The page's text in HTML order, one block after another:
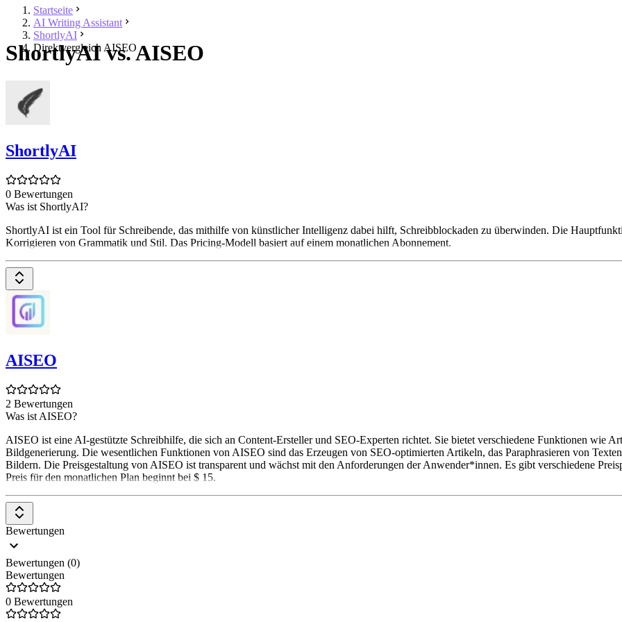
Startseite
AI Writing Assistant
ShortlyAI
Direktvergleich AISEO
ShortlyAI vs. AISEO
ShortlyAI
0 Bewertungen
Was ist ShortlyAI?
ShortlyAI ist ein Tool für Schreibende, das mithilfe von künstlicher Intelligenz dabei hilft, Schreibblockaden zu überwinden. Die
Korrigieren von Grammatik und Stil. Das Pricing-Modell basiert auf einem monatlichen Abonnement.
AISEO
2 Bewertungen
Was ist AISEO?
AISEO ist eine AI-gestützte Schreibhilfe, die sich an Content-Ersteller und SEO-Experten richtet. Sie bietet verschiedene Funktionen wie
Bildgenerierung. Die wesentlichen Funktionen von AISEO sind das Erzeugen von SEO-optimierten Artikeln, das Paraphrasieren von
Bildern. Die Preisgestaltung von AISEO ist transparent und wächst mit den Anforderungen der Anwender*innen. Es gibt verschiedene
Preis für den monatlichen Plan beginnt bei $ 15.
Bewertungen
Bewertungen (0)
Bewertungen
0 Bewertungen